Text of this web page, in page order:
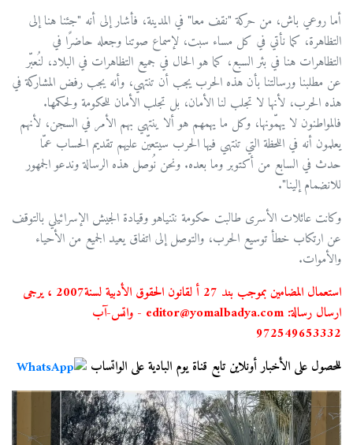
أما روعي باش، من حركة "نقف معا" في المدينة، فأشار إلى أنه "جئنا هنا إلى
التظاهرة، كما نأتي في كل مساء سبت، لإسماع صوتنا وجعله حاضرًا في
التظاهرات هنا في بئر السبع، كما هو الحال في جميع التظاهرات في البلاد، لنُعبّر
عن مطلبنا ورسالتنا بأن هذه الحرب يجب أن تنتهي، وأنه يجب رفض المشاركة في
هذه الحرب، لأنها لا تجلب لنا الأمان، بل تجلب الأمان للحكومة ولحكمها.
فالمواطنون لا يهمّونها، وكل ما يهمهم هو ألا ينتهي بهم الأمر في السجن، لأنهم
يعلمون أنه في اللحظة التي تنتهي فيها الحرب سيتعيّن عليهم تقديم الحساب عمّا
حدث في السابع من أكتوبر وما بعده. ونحن نُوصل هذه الرسالة وندعو الجمهور
للانضمام إلينا".
وكانت عائلات الأسرى طالبت حكومة نتنياهو وقيادة الجيش الإسرائيلي بالتوقف
عن ارتكاب خطأ توسيع الحرب، والتوصل إلى اتفاق يعيد الجميع من الأحياء
والأموات.
استعمال المضامين بموجب بند 27 أ لقانون الحقوق الأدبية لسنة2007 ، يرجى
ارسال رسالة: editor@yomalbadya.com - واتس-آب
972549653332
للحصول على الأخبار أونلاين تابع قناة يوم البادية على الواتساب